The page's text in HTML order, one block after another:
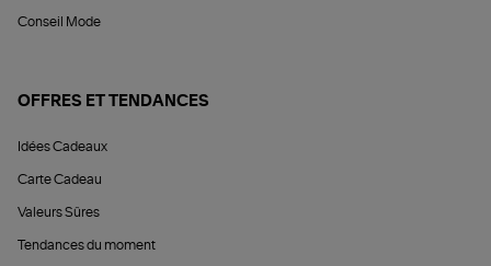
Conseil Mode
OFFRES ET TENDANCES
Idées Cadeaux
Carte Cadeau
Valeurs Sûres
Tendances du moment